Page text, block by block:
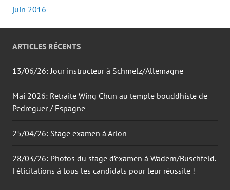
juin 2016
ARTICLES RÉCENTS
13/06/26: Jour instructeur à Schmelz/Allemagne
Mai 2026: Retraite Wing Chun au temple bouddhiste de
Pedreguer / Espagne
25/04/26: Stage examen à Arlon
28/03/26: Photos du stage d’examen à Wadern/Büschfeld.
Félicitations à tous les candidats pour leur réussite !